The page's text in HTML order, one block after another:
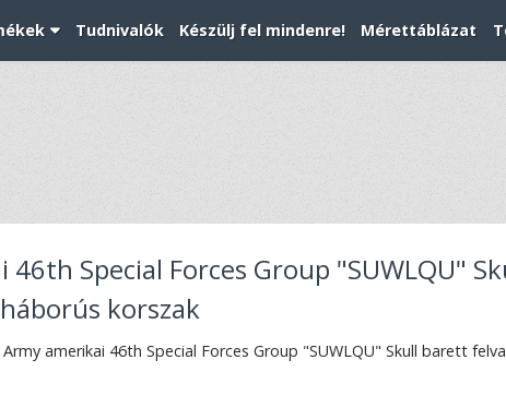
Tudnivalók Készülj fel mindenre! Mérettáblázat
46th Special Forces Group "SUWLQU"
korszak
Army amerikai 46th Special Forces Group "SUWLQU" Skull barett